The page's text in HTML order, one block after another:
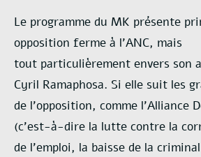
Le programme du MK présente
opposition ferme à l’ANC, mais
tout particulièrement envers son
Cyril Ramaphosa. Si elle suit les
de l’opposition, comme l’Alliance
(c’est-à-dire la lutte contre la
de l’emploi, la baisse de la